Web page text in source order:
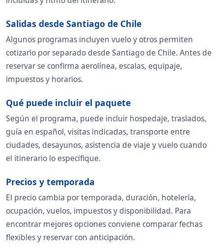
Salidas desde Santiago de Chile
Algunos programas incluyen vuelo y otros permiten
cotizarlo por separado desde Santiago de Chile. Antes de
reservar se confirma aerolínea, escalas, equipaje,
impuestos y horarios.
Qué puede incluir el paquete
Según el programa, puede incluir hospedaje, traslados,
guía en español, visitas indicadas, transporte entre
ciudades, desayunos, asistencia de viaje y vuelo cuando
el itinerario lo especifique.
Precios y temporada
El precio cambia por temporada, duración, hotelería,
ocupación, vuelos, impuestos y disponibilidad. Para
encontrar mejores opciones conviene comparar fechas
flexibles y reservar con anticipación.